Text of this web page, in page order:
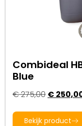
Combideal
Blue
€275,00 €
Bekijk product